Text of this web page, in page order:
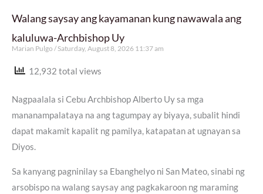
Walang saysay ang kayamanan kung nawawala ang
kaluluwa-Archbishop Uy
Marian Pulgo Saturday, August 8, 2026 11:37 am
12,932 total views
Nagpaalala si Cebu Archbishop Alberto Uy sa mga
mananampalataya na ang tagumpay ay biyaya, subalit hindi
dapat makamit kapalit ng pamilya, katapatan at ugnayan sa
Diyos.
Sa kanyang pagninilay sa Ebanghelyo ni San Mateo, sinabi ng
arsobispo na walang saysay ang pagkakaroon ng maraming